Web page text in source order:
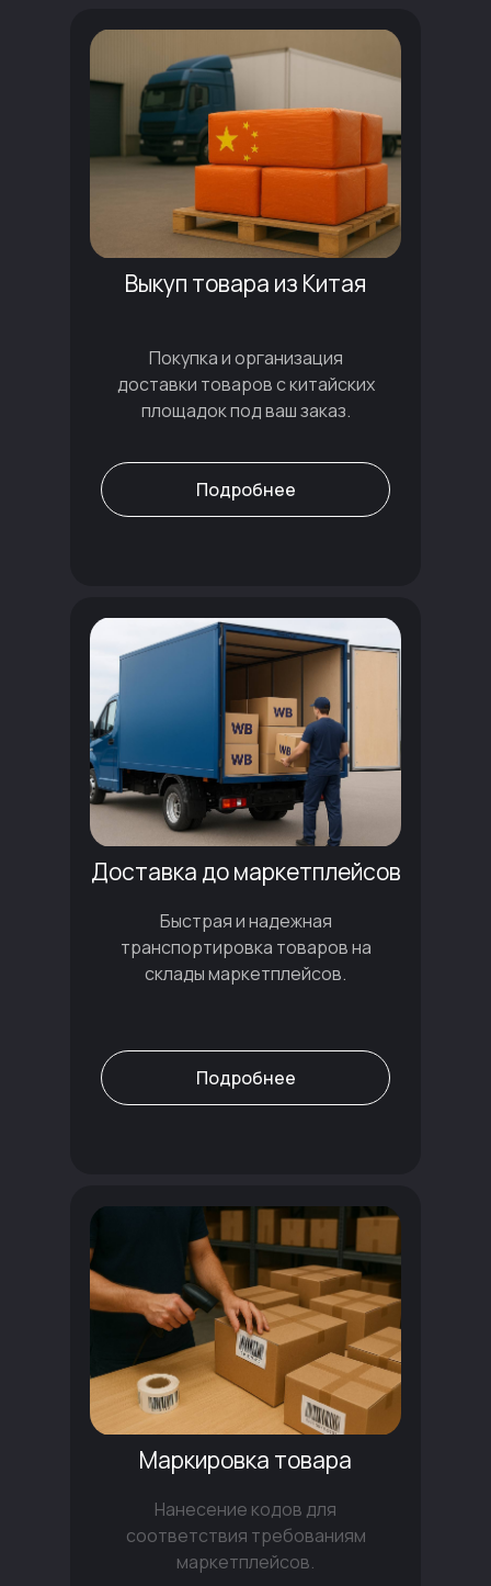
Маркировка товара
Нанесение кодов для
соответствия требованиям
маркетплейсов.
Доставка до маркетплейсов
Подробнее
Быстрая и надежная
транспортировка товаров на
склады маркетплейсов.
Выкуп товара из Китая
Покупка и организация
доставки товаров с китайских
площадок под ваш заказ.
Подробнее